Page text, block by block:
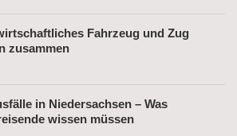
Fahrzeug und Zug
zusammen
in Niedersachsen – Was
wissen müssen